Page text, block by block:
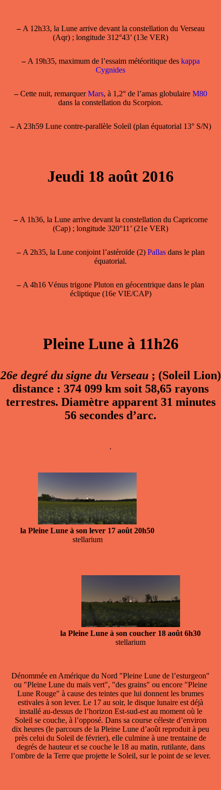
–A 12h33, la Lune arrive devant la constellation du Verseau
(Aqr) ; longitude 312°43’ (13e VER)
–A 19h35, maximum de l’essaim météoritique des kappa
Cygnides
–Cette nuit, remarquerMars, à 1,2° de l’amas globulaire M80
dans la constellation du Scorpion.
–A 23h59 Lune contre-parallèle Soleil (plan équatorial 13° S/N)
Jeudi 18 août 2016
–A 1h36, la Lune arrive devant la constellation du Capricorne
(Cap) ; longitude 320°11’ (21e VER)
–A 2h35, la Lune conjoint l’astéroïde (2) Pallasdans le plan
équatorial.
–A 4h16 Vénus trigone Pluton en géocentrique dans le plan
écliptique (16e VIE/CAP)
Pleine Lune à 11h26
26e degré du signe du Verseau; (Soleil Lion)
distance : 374 099 km soit 58,65 rayons
terrestres. Diamètre apparent 31 minutes
56 secondes d’arc.
.
la Pleine Lune à son lever 17 août 20h50
stellarium
la Pleine Lune à son coucher 18 août 6h30
stellarium
Dénommée en Amérique du Nord "Pleine Lune de l’esturgeon"
ou "Pleine Lune du maïs vert", "des grains" ou encore "Pleine
Lune Rouge" à cause des teintes que lui donnent les brumes
estivales à son lever. Le 17 au soir, le disque lunaire est déjà
installé au-dessus de l’horizon Est-sud-est au moment où le
Soleil se couche, à l’opposé. Dans sa course céleste d’environ
dix heures (le parcours de la Pleine Lune d’août reproduit à peu
près celui du Soleil de février), elle culmine à une trentaine de
degrés de hauteur et se couche le 18 au matin, rutilante, dans
l’ombre de la Terre que projette le Soleil, sur le point de se lever.